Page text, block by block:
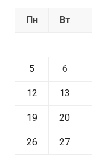
Пн
Вт
5 6
12 13
19 20
26 27